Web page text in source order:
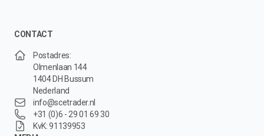
CONTACT
Postadres:
Olmenlaan 144
1404 DH Bussum
Nederland
info@scetrader.nl
+31 (0)6 - 29 01 69 30
KvK: 91139953